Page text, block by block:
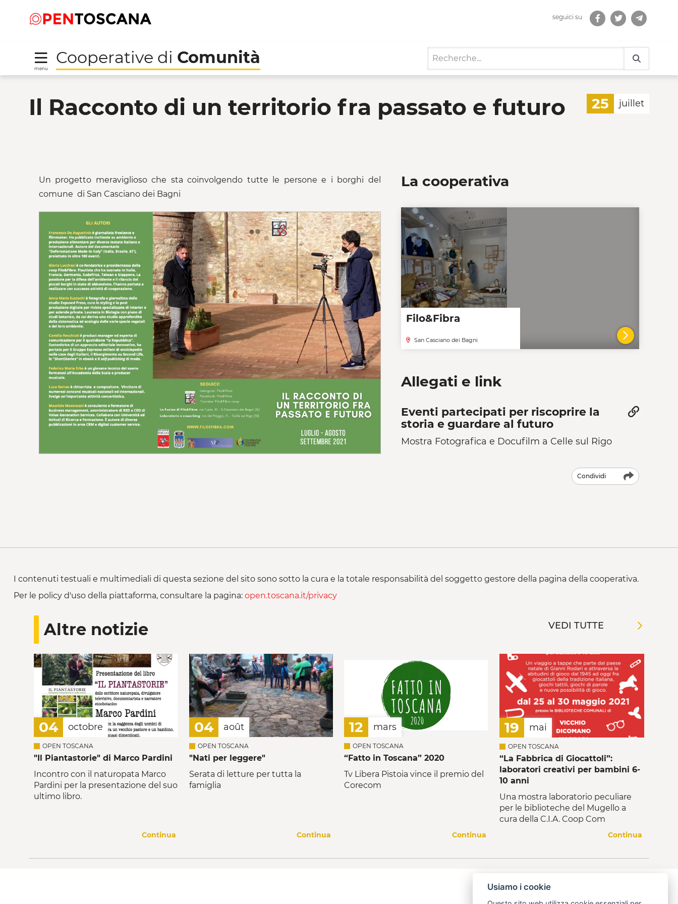
seguici su
menu
Cooperative di Comunità
Il Racconto di un territorio fra passato e futuro 25 juillet
Un progetto meraviglioso che sta coinvolgendo tutte le persone e i borghi del
comune di San Casciano dei Bagni
La cooperativa
Filo&Fibra
San Casciano dei Bagni VAI AL
Allegati e link
Eventi partecipati per riscoprire la
storia e guardare al futuro
Mostra Fotografica e Docufilm a Celle sul Rigo
Condividi
I contenuti testuali e multimediali di questa sezione del sito sono sotto la cura e la totale responsabilità del soggetto gestore della pagina della cooperativa.
Per le policy d'uso della piattaforma, consultare la pagina: open.toscana.it/privacy
Altre notizie VEDI TUTTE
04 octobre
OPEN TOSCANA
"Il Piantastorie" di Marco Pardini
Incontro con il naturopata Marco
Pardini per la presentazione del suo
ultimo libro.
Continua
04 août
OPEN TOSCANA
"Nati per leggere"
Serata di letture per tutta la
famiglia
Continua
12 mars
OPEN TOSCANA
“Fatto in Toscana” 2020
Tv Libera Pistoia vince il premio del
Corecom
Continua
19 mai
OPEN TOSCANA
“La Fabbrica di Giocattoli”:
laboratori creativi per bambini 6-
10 anni
Una mostra laboratorio peculiare
per le biblioteche del Mugello a
cura della C.I.A. Coop Com
Continua
Usiamo i cookie